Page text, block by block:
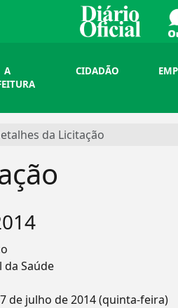
A
CIDADÃO
da Licitação
Saúde
de julho de 2014 (quinta-feira)